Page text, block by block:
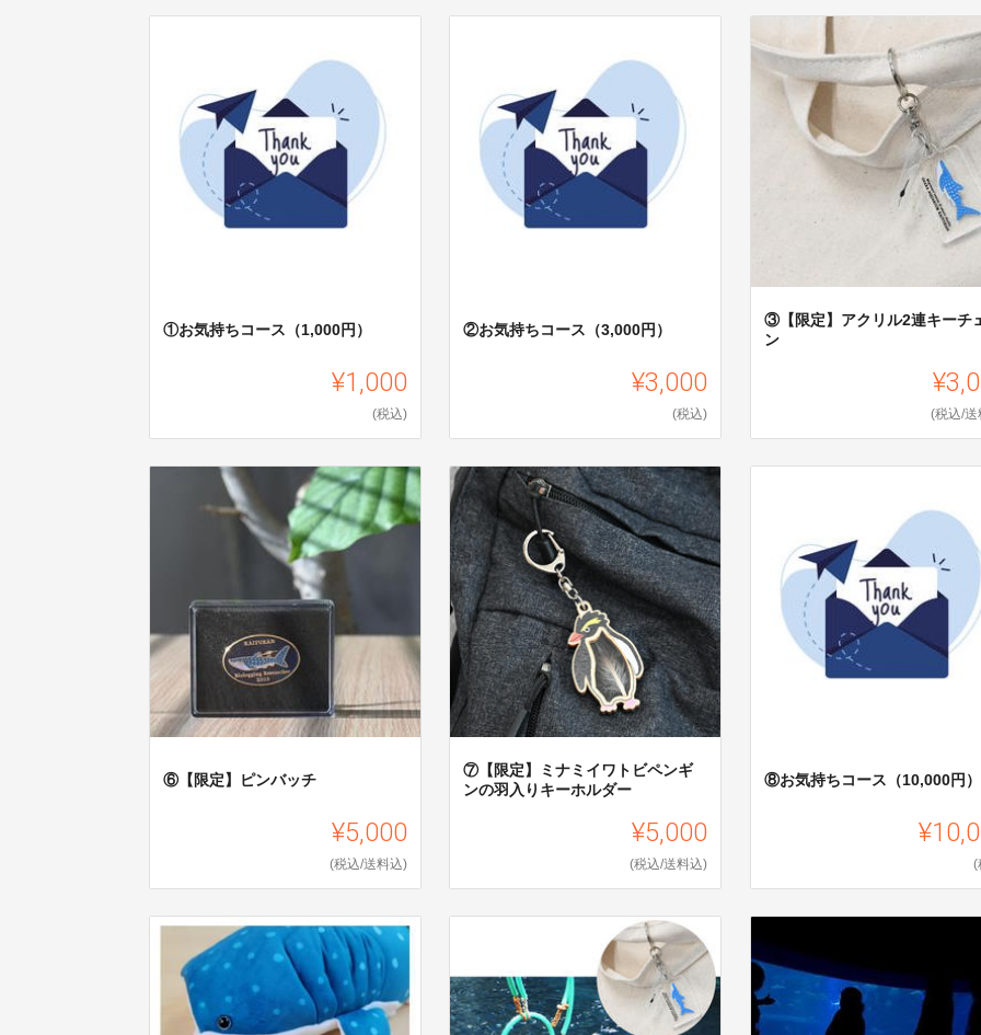
①お気持ちコース（1,000円）
¥1,000
(税込)
②お気持ちコース（3,000円）
¥3,000
(税込)
③【限定】アクリル2連キーチ
ン
(税込/送
⑥【限定】ピンバッチ
¥5,000
(税込/送料込)
⑦【限定】ミナミイワトビペンギ
ンの羽入りキーホルダー
¥5,000
(税込/送料込)
⑧お気持ちコース（10,000円）
(